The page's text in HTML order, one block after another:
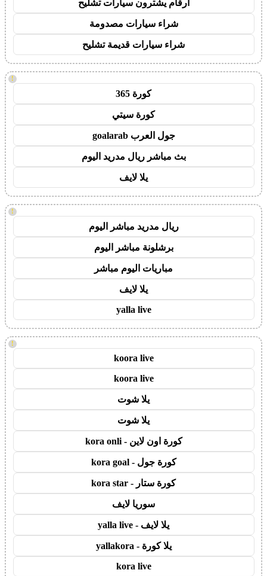
ارقام يشترون سيارات تشليح
شراء سيارات مصدومة
شراء سيارات قديمة تشليح
!
كورة 365
كورة سيتي
جول العرب goalarab
بث مباشر ريال مدريد اليوم
يلا لايف
!
ريال مدريد مباشر اليوم
برشلونة مباشر اليوم
مباريات اليوم مباشر
يلا لايف
yalla live
!
koora live
koora live
يلا شوت
يلا شوت
كورة اون لاين - kora onli
كورة جول - kora goal
كورة ستار - kora star
سوريا لايف
يلا لايف - yalla live
يلا كورة - yallakora
kora live